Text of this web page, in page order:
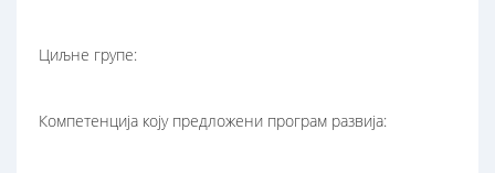
Циљне групе:
Компетенција коју предложени програм развија: